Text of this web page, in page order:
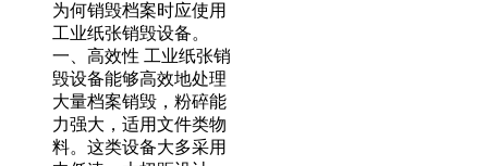
为何销毁档案时应使用
工业纸张销毁设备。
一、高效性 工业纸张销
毁设备能够高效地处理
大量档案销毁，粉碎能
力强大，适用文件类物
料。这类设备大多采用